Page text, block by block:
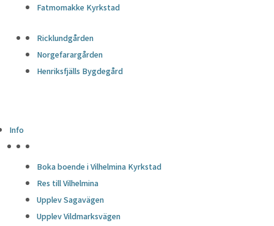
Fatmomakke Kyrkstad
Ricklundgården
Norgefarargården
Henriksfjälls Bygdegård
Info
Boka boende i Vilhelmina Kyrkstad
Res till Vilhelmina
Upplev Sagavägen
Upplev Vildmarksvägen